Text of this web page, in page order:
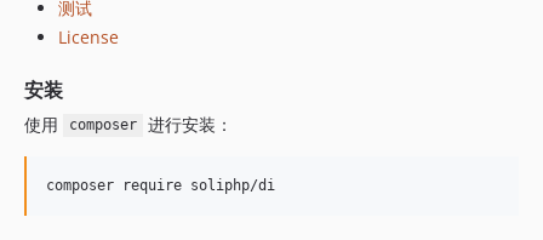
测试
License
安装
使用 composer 进行安装：